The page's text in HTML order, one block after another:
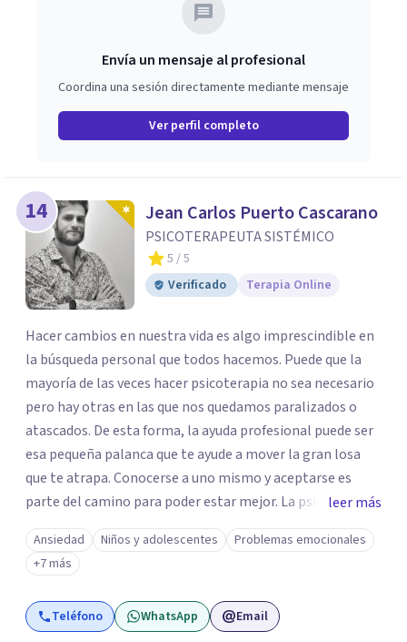
Envía un mensaje al profesional
Coordina una sesión directamente mediante mensaje
Ver perfil completo
14 Jean Carlos Puerto Cascarano
PSICOTERAPEUTA SISTÉMICO
5 / 5
Verificado
Terapia Online
Hacer cambios en nuestra vida es algo imprescindible en
la búsqueda personal que todos hacemos. Puede que la
mayoría de las veces hacer psicoterapia no sea necesario
pero hay otras en las que nos quedamos paralizados o
atascados. De esta forma, la ayuda profesional puede ser
esa pequeña palanca que te ayude a mover la gran losa
que te atrapa. Conocerse a uno mismo y aceptarse es
parte del camino para poder estar mejor. La psicoterapia
es una forma de colaboración en donde diálogo, además
de la confianza y el apoyo, es el camino para poder
identificar qué es lo que sucede, qué sentido tiene y cuales
son los pasos para el cambio. Además, creo que los
verdaderos cambios tienen que partir de uno mismo y mi
leer más
Ansiedad Niños y adolescentes
Problemas emocionales
+7 más
Teléfono WhatsApp Email